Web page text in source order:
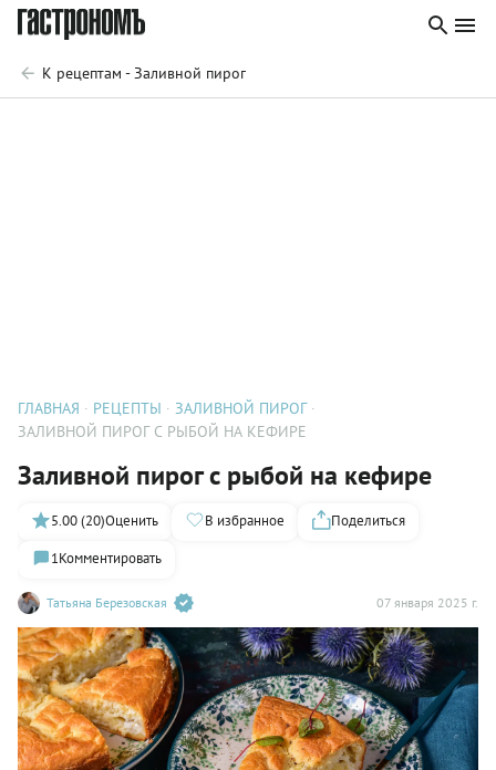
К рецептам - Заливной пирог
ГЛАВНАЯ РЕЦЕПТЫ
ЗАЛИВНОЙ ПИРОГ
ЗАЛИВНОЙ ПИРОГ С РЫБОЙ НА КЕФИРЕ
Заливной пирог с рыбой на кефире
Татьяна Березовская 07 января 2025 г.
5.00 (20)Оценить В избранное
Поделиться
1Комментировать